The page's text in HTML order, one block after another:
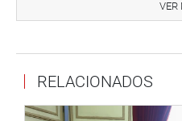
ratificó su disposición al
construcción de un
OFICINA DE
INSTITUCIONAL
VER
RELACIONADOS